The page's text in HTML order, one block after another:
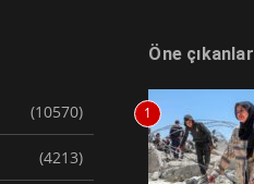
(10570)
(4213)
Öne çıkanlar
1